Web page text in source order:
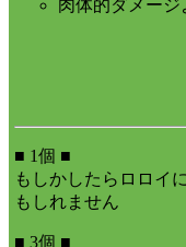
肉体的ダメー
■ 1個 ■
もしかしたらロロイ
もしれません
■ 3個 ■